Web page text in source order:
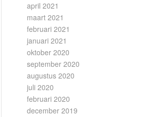
april 2021
maart 2021
februari 2021
januari 2021
oktober 2020
september 2020
augustus 2020
juli 2020
februari 2020
december 2019